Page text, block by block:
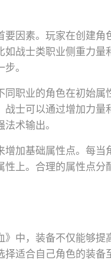
因素。玩家在创建角
战士类职业侧重力量
。
职业的角色在初始属
士可以通过增加力量
术输出。
加基础属性点。每当
上。合理的属性点分
中，装备不仅能够提
适合自己角色的装备